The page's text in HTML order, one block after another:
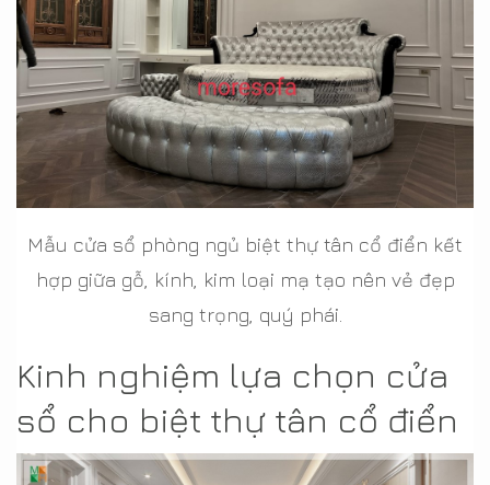
Mẫu cửa sổ phòng ngủ biệt thự tân cổ điển kết
hợp giữa gỗ, kính, kim loại mạ tạo nên vẻ đẹp
sang trọng, quý phái.
Kinh nghiệm lựa chọn cửa
sổ cho biệt thự tân cổ điển